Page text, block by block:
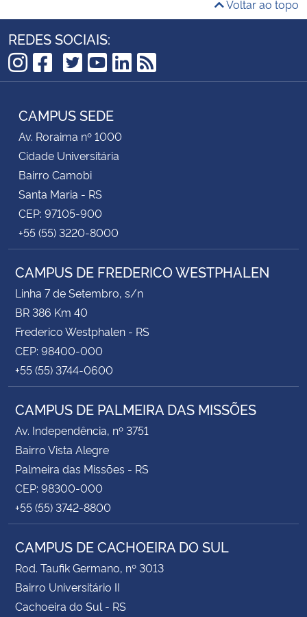
Voltar ao topo
REDES SOCIAIS:
Instagram
Facebook
TikTok
Twitter
YouTube
LinkedIn
RSS
CAMPUS SEDE
Av. Roraima nº 1000
Cidade Universitária
Bairro Camobi
Santa Maria - RS
CEP: 97105-900
+55 (55) 3220-8000
CAMPUS DE FREDERICO WESTPHALEN
Linha 7 de Setembro, s/n
BR 386 Km 40
Frederico Westphalen - RS
CEP: 98400-000
+55 (55) 3744-0600
CAMPUS DE PALMEIRA DAS MISSÕES
Av. Independência, nº 3751
Bairro Vista Alegre
Palmeira das Missões - RS
CEP: 98300-000
+55 (55) 3742-8800
CAMPUS DE CACHOEIRA DO SUL
Rod. Taufik Germano, nº 3013
Bairro Universitário II
Cachoeira do Sul - RS